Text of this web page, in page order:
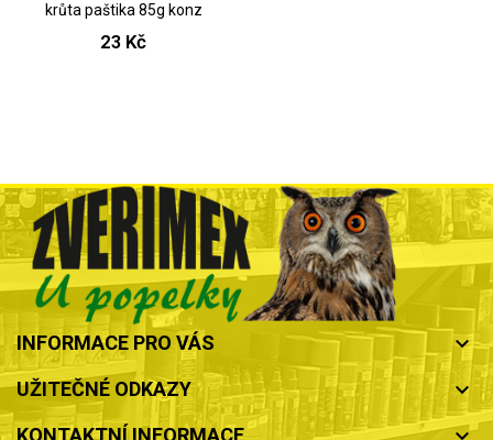
krůta paštika 85g konz
23 Kč
INFORMACE PRO VÁS keyboard_arrow_down
UŽITEČNÉ ODKAZY keyboard_arrow_down
KONTAKTNÍ INFORMACE